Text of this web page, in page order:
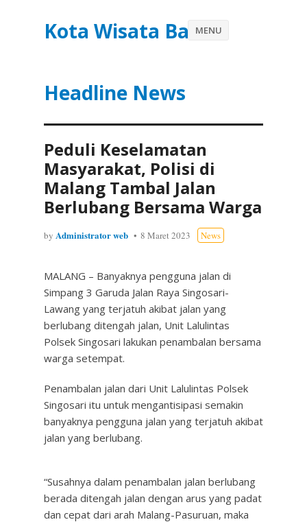
Kota Wisata Batu
Headline News
MENU
Peduli Keselamatan
Masyarakat, Polisi di
Malang Tambal Jalan
Berlubang Bersama Warga
by Administrator web 8 Maret 2023 News
MALANG – Banyaknya pengguna jalan di
Simpang 3 Garuda Jalan Raya Singosari-
Lawang yang terjatuh akibat jalan yang
berlubang ditengah jalan, Unit Lalulintas
Polsek Singosari lakukan penambalan bersama
warga setempat.
Penambalan jalan dari Unit Lalulintas Polsek
Singosari itu untuk mengantisipasi semakin
banyaknya pengguna jalan yang terjatuh akibat
jalan yang berlubang.
“Susahnya dalam penambalan jalan berlubang
berada ditengah jalan dengan arus yang padat
dan cepat dari arah Malang-Pasuruan, maka